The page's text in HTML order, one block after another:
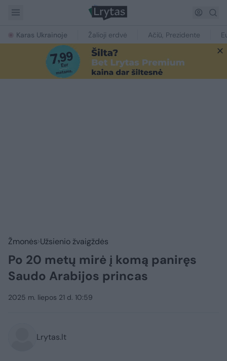
Karas Ukrainoje Žalioji erdvė Ačiū, Prezidente
Žmonės Užsienio žvaigždės
Po 20 metų mirė į komą paniręs
Saudo Arabijos princas
2025 m. liepos 21 d. 10:59
Lrytas.lt